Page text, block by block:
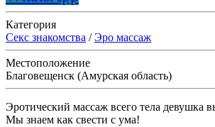
Категория
Секс знакомства /Эро массаж
Местоположение
Благовещенск (Амурская область)
Эротический массаж всего тела девушка
Мы знаем как свести с ума!